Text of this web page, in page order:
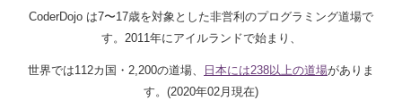
CoderDojo は7〜17歳を対象とした非営利のプログラミング道場で
す。2011年にアイルランドで始まり、
世界では112カ国・2,200の道場、 日本には238以上の道場がありま
す。 (2020年02月現在)